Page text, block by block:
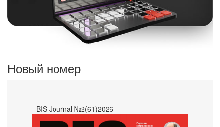
Новый номер
- BIS Journal №2(61)2026 -